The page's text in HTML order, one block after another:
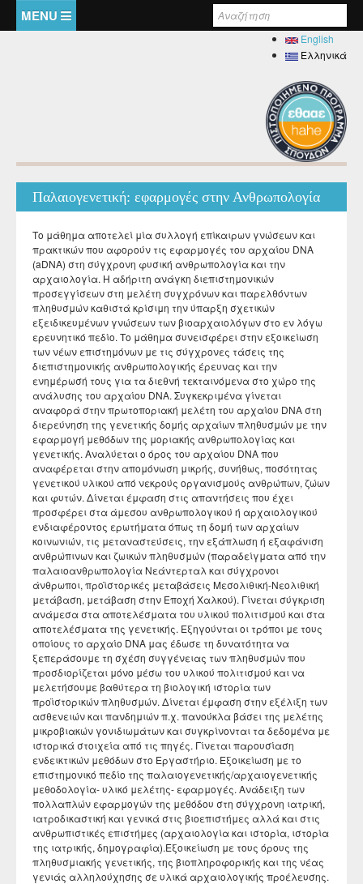
Φόρμα αναζήτησης
English
Ελληνικά
Διοίκηση
ΦΕΚ ίδρυσης και επαγγελματικά δικαιώματα
Αξιολογήσεις
Πολιτική διασφάλισης ποιότητας Π.Π.Σ.
Μαθησιακά αποτελέσματα
Πενταετής προγραμματισμός
Ακαδημαϊκό ημερολόγιο
Διατελέσαντες Πρόεδροι
Ομότιμοι Καθηγητές
Διατελέσαντα μέλη ΔΕΠ
Επίτιμοι Καθηγητές
Επίτιμοι Διδάκτορες
Ειδικό Εκπαιδευτικό Προσωπικό
Ειδικό Τεχνικό και Εργαστηριακό Προσωπικό
Διδάσκοντες μέσω ΕΣΠΑ και του Π.Δ. 407/80
Διοικητικό Προσωπικό
Μητρώα
Σπουδές
Προπτυχιακές
Προπτυχιακό Πρόγραμμα Σπουδών
Κατάλογος διδασκόμενων μαθημάτων
Κατάλογος συγγραμμάτων για το ακαδημαϊκό έτος 2025-
2026
Πρόγραμμα παιδαγωγικής και διδακτικής επάρκειας
Κανονισμός Προπτυχιακών Διπλωματικών Εργασιών
Οδηγός σπουδών προπτυχιακού προγράμματος
Διάρκεια φοίτησης
Κατατακτήριες εξετάσεις
Μεταπτυχιακές
Σπουδές στην Τοπική Ιστορία - Διεπιστημονικές
Προσεγγίσεις
Ιστορία της Ιατρικής και Βιολογική Ανθρωπολογία: Υγεία,
Νόσος και Φυσική Επιλογή
Λαογραφία και πολιτιστική διαχείριση
Τοπική Ιστορία, Πολιτισμός και Προστασία της
Αρχιτεκτονικής Κληρονομιάς: Διεπιστημονικές
Προσεγγίσεις και Ψηφιακές Εφαρμογές
Πολιτισμικές Σπουδές: Νέος Ελληνισμός και Βαλκάνια
Διδακτορικές
Κανονισμός Διδακτορικών Σπουδών
Μεταδιδακτορικές
Κανονισμός Εκπόνησης Μεταδιδακτορικής Έρευνας
Erasmus
Πρακτική Άσκηση
Ωρολόγιο Πρόγραμμα
Πρόγραμμα Εξεταστικής
Σύμβουλος σπουδών
ΔΟΑΤΑΠ
Βιβλιοθήκη
Εργαστήρια
ΦΕΚ Εργαστηρίων
Εργαστήριο Βιολογικής Ανθρωπολογίας
Εργαστήριο Λαογραφίας και Κοινωνικής Ανθρωπολογίας
Εργαστήριο Νεότερης και Σύγχρονης Ιστορίας
Εργαστήριο Βυζαντινών και Μεταβυζαντινών Ερευνών
Εργαστήριο Τεχνολογίας, Έρευνας και Εφαρμογών στην
Εκπαίδευση
Βιβλιομετρικά στοιχεία μελών ΔΕΠ
Φοιτητές
Φοιτητική Μέριμνα
Στέγαση
Σίτιση
Υγειονομική περίθαλψη
Δομή Συμβουλευτικής και Προσβασιμότητας
Σύλλογος Φοιτητών
Σύντροφος Μελέτης
Σύλλογος αποφοίτων
Ενημέρωση
Ανακοινώσεις
Συνέδρια - Ημερίδες Τμήματος
Δραστηριότητες Τμήματος
Απολογισμοί πεπραγμένων του Τμήματος
Έντυπα
Κανονισμοί
Κανονισμός Προπτυχιακού Προγράμματος Σπουδών
Κανονισμός ακαδημαϊκού συμβούλου σπουδών
Κανονισμός Προπτυχιακών Διπλωματικών Εργασιών
Κανονισμός Διδακτορικών Σπουδών
Κανονισμός Εκπόνησης Μεταδιδακτορικής Έρευνας
Κανονισμός Βιβλιοθήκης
Ο θεσμός του "Ακροατή Πανεπιστημιακών Μαθημάτων"
Επικοινωνία
Παλαιογενετική: εφαρμογές στην Ανθρωπολογία
Το μάθημα αποτελεί μία συλλογή επίκαιρων γνώσεων και
πρακτικών που αφορούν τις εφαρμογές του αρχαίου DNA
(aDNA) στη σύγχρονη φυσική ανθρωπολογία και την
αρχαιολογία. Η αδήριτη ανάγκη διεπιστημονικών
προσεγγίσεων στη μελέτη συγχρόνων και παρελθόντων
πληθυσμών καθιστά κρίσιμη την ύπαρξη σχετικών
εξειδικευμένων γνώσεων των βιοαρχαιολόγων στο εν λόγω
ερευνητικό πεδίο. Το μάθημα συνεισφέρει στην εξοικείωση
των νέων επιστημόνων με τις σύγχρονες τάσεις της
διεπιστημονικής ανθρωπολογικής έρευνας και την
ενημέρωσή τους για τα διεθνή τεκταινόμενα στο χώρο της
ανάλυσης του αρχαίου DNA. Συγκεκριμένα γίνεται
αναφορά στην πρωτοποριακή μελέτη του αρχαίου DNA στη
διερεύνηση της γενετικής δομής αρχαίων πληθυσμών με την
εφαρμογή μεθόδων της μοριακής ανθρωπολογίας και
γενετικής. Αναλύεται ο όρος του αρχαίου DNA που
αναφέρεται στην απομόνωση μικρής, συνήθως, ποσότητας
γενετικού υλικού από νεκρούς οργανισμούς ανθρώπων, ζώων
και φυτών. Δίνεται έμφαση στις απαντήσεις που έχει
προσφέρει στα άμεσου ανθρωπολογικού ή αρχαιολογικού
ενδιαφέροντος ερωτήματα όπως τη δομή των αρχαίων
κοινωνιών, τις μεταναστεύσεις, την εξάπλωση ή εξαφάνιση
ανθρώπινων και ζωικών πληθυσμών (παραδείγματα από την
παλαιοανθρωπολογία Νεάντερταλ και σύγχρονοι
άνθρωποι, προϊστορικές μεταβάσεις Μεσολιθική-Νεολιθική
μετάβαση, μετάβαση στην Εποχή Χαλκού). Γίνεται σύγκριση
ανάμεσα στα αποτελέσματα του υλικού πολιτισμού και στα
αποτελέσματα της γενετικής. Εξηγούνται οι τρόποι με τους
οποίους το αρχαίο DNA μας έδωσε τη δυνατότητα να
ξεπεράσουμε τη σχέση συγγένειας των πληθυσμών που
προσδιορίζεται μόνο μέσω του υλικού πολιτισμού και να
μελετήσουμε βαθύτερα τη βιολογική ιστορία των
προϊστορικών πληθυσμών. Δίνεται έμφαση στην εξέλιξη των
ασθενειών και πανδημιών π.χ. πανούκλα βάσει της μελέτης
μικροβιακών γονιδιωμάτων και συγκρίνονται τα δεδομένα με
ιστορικά στοιχεία από τις πηγές. Γίνεται παρουσίαση
ενδεικτικών μεθόδων στο Εργαστήριο. Εξοικείωση με το
επιστημονικό πεδίο της παλαιογενετικής/αρχαιογενετικής
μεθοδολογία- υλικό μελέτης- εφαρμογές. Ανάδειξη των
πολλαπλών εφαρμογών της μεθόδου στη σύγχρονη ιατρική,
ιατροδικαστική και γενικά στις βιοεπιστήμες αλλά και στις
ανθρωπιστικές επιστήμες (αρχαιολογία και ιστορία, ιστορία
της ιατρικής, δημογραφία).Εξοικείωση με τους όρους της
πληθυσμιακής γενετικής, της βιοπληροφορικής και της νέας
γενιάς αλληλούχησης σε υλικά αρχαιολογικής προέλευσης.